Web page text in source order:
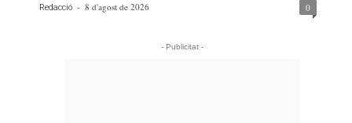
Redacció - 8 d'agost de 2026 0
- Publicitat -